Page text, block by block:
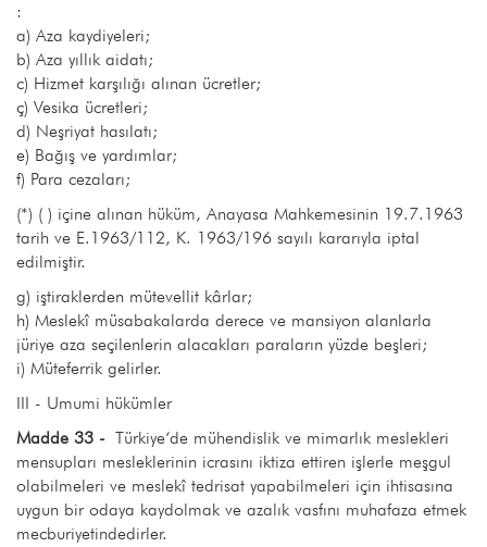
:
a) Aza kaydiyeleri;
b) Aza yıllık aidatı;
c) Hizmet karşılığı alınan ücretler;
ç) Vesika ücretleri;
d) Neşriyat hasılatı;
e) Bağış ve yardımlar;
f) Para cezaları;
(*) ( ) içine alınan hüküm, Anayasa Mahkemesinin 19.7.1963
tarih ve E.1963/112, K. 1963/196 sayılı kararıyla iptal
edilmiştir.
g) iştiraklerden mütevellit kârlar;
h) Meslekî müsabakalarda derece ve mansiyon alanlarla
jüriye aza seçilenlerin alacakları paraların yüzde beşleri;
i) Müteferrik gelirler.
III - Umumi hükümler
Madde 33 - Türkiye‘de mühendislik ve mimarlık meslekleri
mensupları mesleklerinin icrasını iktiza ettiren işlerle meşgul
olabilmeleri ve meslekî tedrisat yapabilmeleri için ihtisasına
uygun bir odaya kaydolmak ve azalık vasfını muhafaza etmek
mecburiyetindedirler.